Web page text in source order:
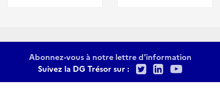
Abonnez-vous à notre lettre d'information
Suivez la DG Trésor sur :
TwitterLinkedIn